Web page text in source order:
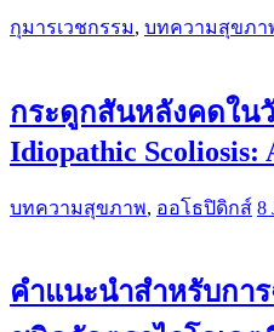
กุมารเวชกรรม, บทความสุขภา
กระดูกสันหลังคดในวั
Idiopathic Scoliosis:
บทความสุขภาพ, ออโธปิดิกส์ 8
คำแนะนำสำหรับกา